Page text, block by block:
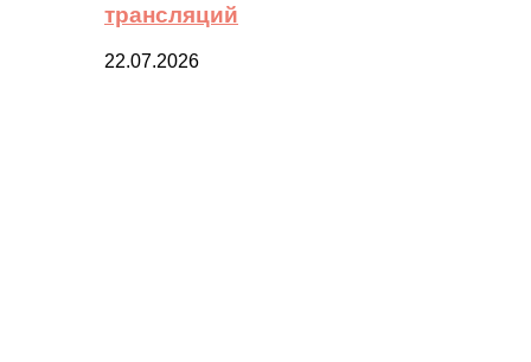
трансляций
22.07.2026